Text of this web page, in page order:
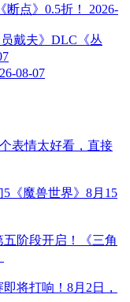
断点》0.5折！
2026-
戴夫》DLC《丛
08-07
表情太好看，直接
《魔兽世界》8月15
阶段开启！《三角
将打响！8月2日，